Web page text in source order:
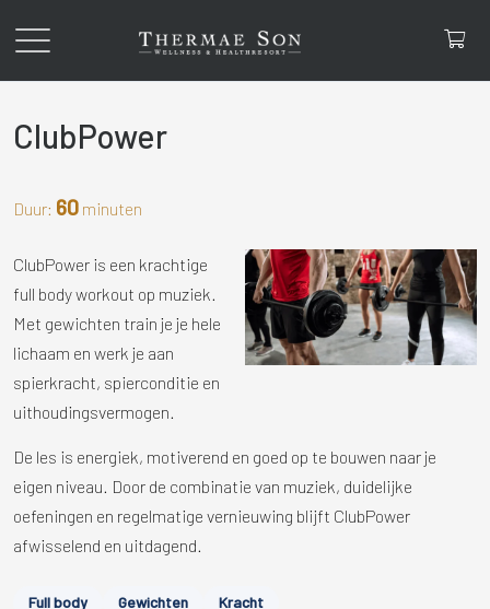
ClubPower
Duur: 60 minuten
ClubPower is een krachtige
full body workout op muziek.
Met gewichten train je je hele
lichaam en werk je aan
spierkracht, spierconditie en
uithoudingsvermogen.
De les is energiek, motiverend en goed op te bouwen naar je
eigen niveau. Door de combinatie van muziek, duidelijke
oefeningen en regelmatige vernieuwing blijft ClubPower
afwisselend en uitdagend.
Full body Gewichten Kracht